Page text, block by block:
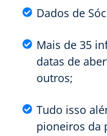
Dados de
Mais de 35
datas de
outros;
Tudo isso
pioneiros da